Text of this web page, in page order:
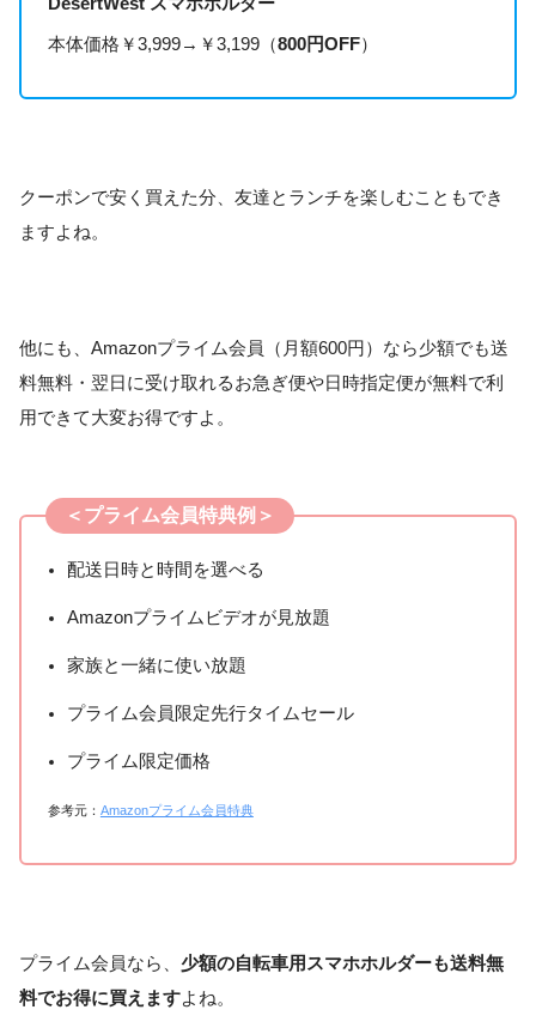
DesertWest スマホホルダー
本体価格￥3,999→￥3,199（800円OFF）
クーポンで安く買えた分、友達とランチを楽しむこともでき
ますよね。
他にも、Amazonプライム会員（月額600円）なら少額でも送
料無料・翌日に受け取れるお急ぎ便や日時指定便が無料で利
用できて大変お得ですよ。
＜プライム会員特典例＞
配送日時と時間を選べる
Amazonプライムビデオが見放題
家族と一緒に使い放題
プライム会員限定先行タイムセール
プライム限定価格
参考元： Amazonプライム会員特典
プライム会員なら、 少額の自転車用スマホホルダーも送料無
料でお得に買えますよね。